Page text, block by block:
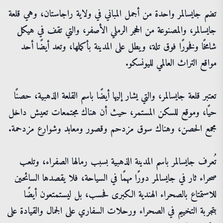
تضم جايسالمر واحدة من أجمل المباني في ولاية راجاستان، وهي قلعة
جايسالمر، والمصنوعة من الحجر الرملي الأصفر، والتي تقف في هيكل
شامخًا وفخورًا فوق تلة، ويطل على المدينة بأكملها، وتعد أيضًا أحد
مواقع التراث العالمي لليونسكو.
تعتبر قلعة جايسالمر، والتي يشار إليها أيضًا باسم القلعة الذهبية، حصنًا
حيًا، وموقع للسكن المستمر، حيث أن هناك مجتمعات تعيش داخل
مجمع الحصن، وهناك سوق مزدحم وقصور ومعابد وشوارع مزدحمة.
تُعرف جايسالمر باسم المدينة الذهبية بسبب رمالها الصفراء، وتلعب
صحراء ثار في جايسالمر دورًا مهمًا في السياحة، فلا يقصدها السائحين
للاستمتاع بالصحراء الهندية الكبرى فحسب، بل ليستمتعون أيضًا
بتجربة التخييم في الصحراء ورحلات السفاري على الجمال والقيادة على